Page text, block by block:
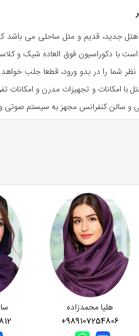
جدید، قدیم و متل ساحلی می باشد
است با دکوراسیون فوق العاده شیک
نظر شما را در بدو ورود، قطعا جلب
با امکانات و تجهیزات مدرن و
و سالن کنفرانس مجهز به سیستم
رامسر از لحاظ نوع معماری، زیبایی،
مانند کاخ موزه رامسر، بازار سنتی
بزرگ رامسر
هتل پارسیان رامسر دارای ۳ طبقه و ۱۶۴
جای داده شده اند. رستوران
مراسم ها و رویدادها انتخاب
کشور داشته باشید و از امکانات
هلیا محمدزاده
+989107254806